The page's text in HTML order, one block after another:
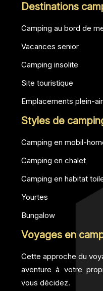
Destinations
Camping au bord de
Vacances senior
Camping insolite
Site touristique
Emplacements plein-air
Styles de
Camping en mobil-
Camping en chalet
Camping en habitat
Yourtes
Bungalow
Voyages en
Cette approche du
aventure à votre
vous décidez.